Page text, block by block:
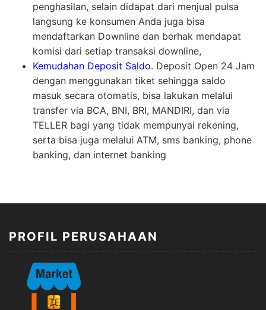
penghasilan, selain didapat dari menjual pulsa
langsung ke konsumen Anda juga bisa
mendaftarkan Downline dan berhak mendapat
komisi dari setiap transaksi downline,
Kemudahan Deposit Saldo. Deposit Open 24 Jam
dengan menggunakan tiket sehingga saldo
masuk secara otomatis, bisa lakukan melalui
transfer via BCA, BNI, BRI, MANDIRI, dan via
TELLER bagi yang tidak mempunyai rekening,
serta bisa juga melalui ATM, sms banking, phone
banking, dan internet banking
PROFIL PERUSAHAAN